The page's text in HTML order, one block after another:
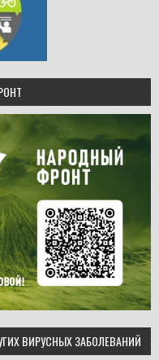
ВИРУСНЫХ ЗАБОЛЕВАНИЙ